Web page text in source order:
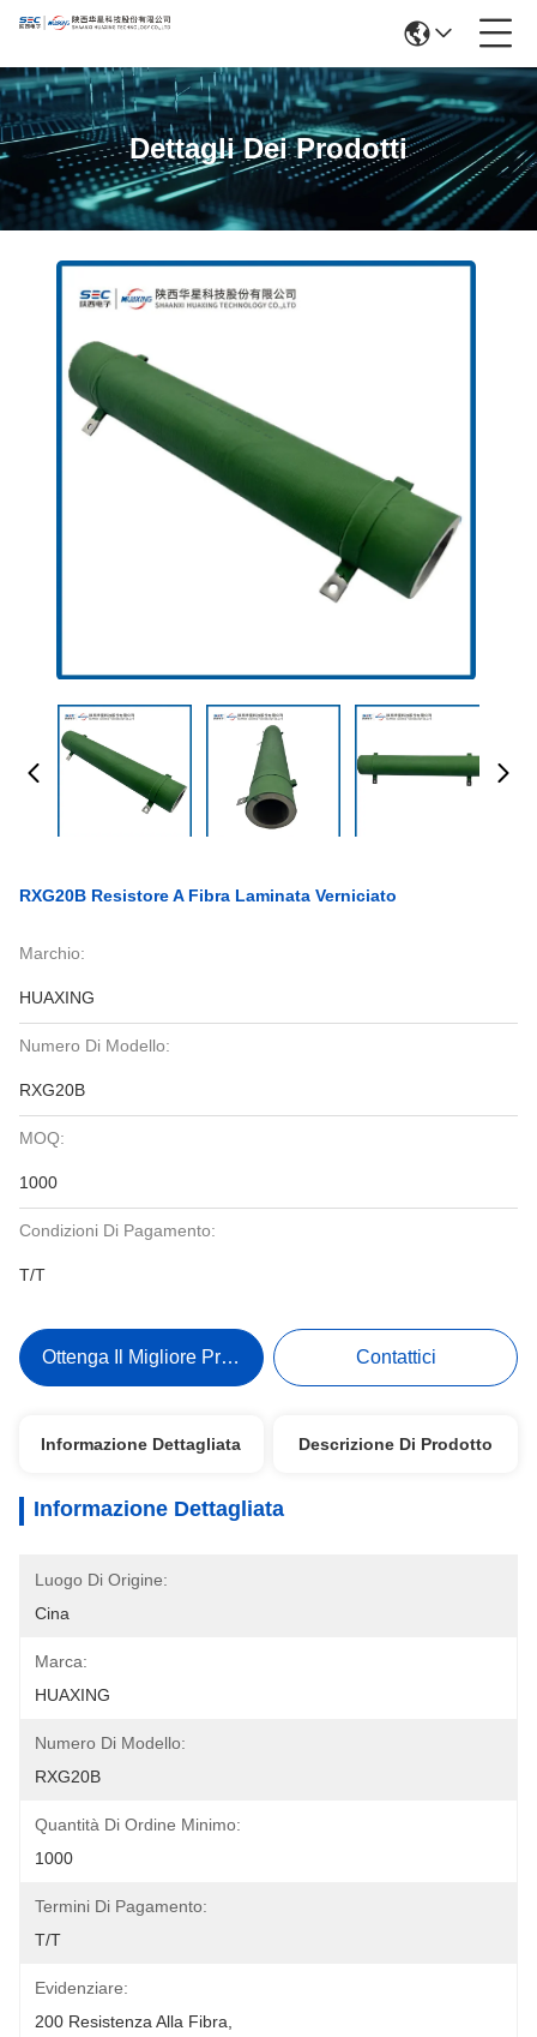
Dettagli Dei Prodotti
RXG20B Resistore A Fibra Laminata Verniciato
Marchio:
HUAXING
Numero Di Modello:
RXG20B
MOQ:
1000
Condizioni Di Pagamento:
T/T
Ottenga Il Migliore Prezzo Contattici
Informazione Dettagliata Descrizione Di Prodotto
Informazione Dettagliata
Luogo Di Origine:
Cina
Marca:
HUAXING
Numero Di Modello:
RXG20B
Quantità Di Ordine Minimo:
1000
Termini Di Pagamento:
T/T
Evidenziare:
200 Resistenza Alla Fibra